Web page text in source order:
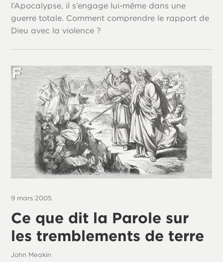
l’Apocalypse, il s’engage lui-même dans une
guerre totale. Comment comprendre le rapport de
Dieu avec la violence ?
9 mars 2005
Ce que dit la Parole sur
les tremblements de terre
John Meakin